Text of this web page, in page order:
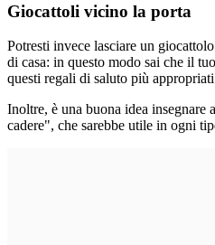
Giocattoli vicino la porta
Potresti invece lasciare un
di casa: in questo modo sai che il
questi regali di saluto più
Inoltre, è una buona idea insegnare
cadere", che sarebbe utile in ogni